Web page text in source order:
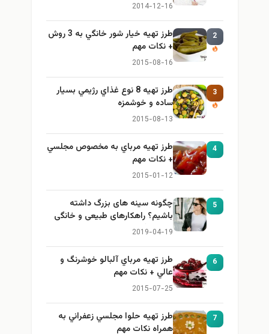
ایمن و کاربردی
2014-12-16
2
طرز تهيه خیار شور خانگي به 3 روش
+ نكات مهم
2015-08-16
3
طرز تهيه 8 نوع غذاي رژيمي بسيار
ساده و خوشمزه
2015-08-13
4
طرز تهيه مرباي به مخصوص مجلسي
+ نكات مهم
2015-01-12
5
چگونه سینه های بزرگ داشته
باشیم؟ راهکارهای طبیعی و خانگی
برای بزرگ کردن سینه
2019-04-19
6
طرز تهيه مرباي آلبالو خوشرنگ و
عالي + نكات مهم
2015-07-25
7
طرز تهيه حلوا مجلسي زعفراني به
همراه نكات مهم